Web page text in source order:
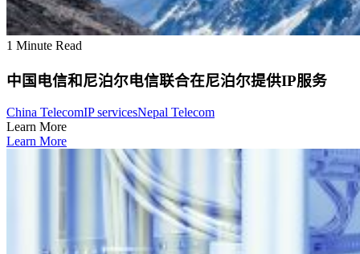
1 Minute Read
中国电信和尼泊尔电信联合在尼泊尔提供IP服务
China TelecomIP servicesNepal Telecom
Learn More
Learn More